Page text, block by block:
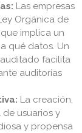
Las empresas
Orgánica de
implica un
qué datos. Un
facilita
auditorías
La creación,
usuarios y
y propensa